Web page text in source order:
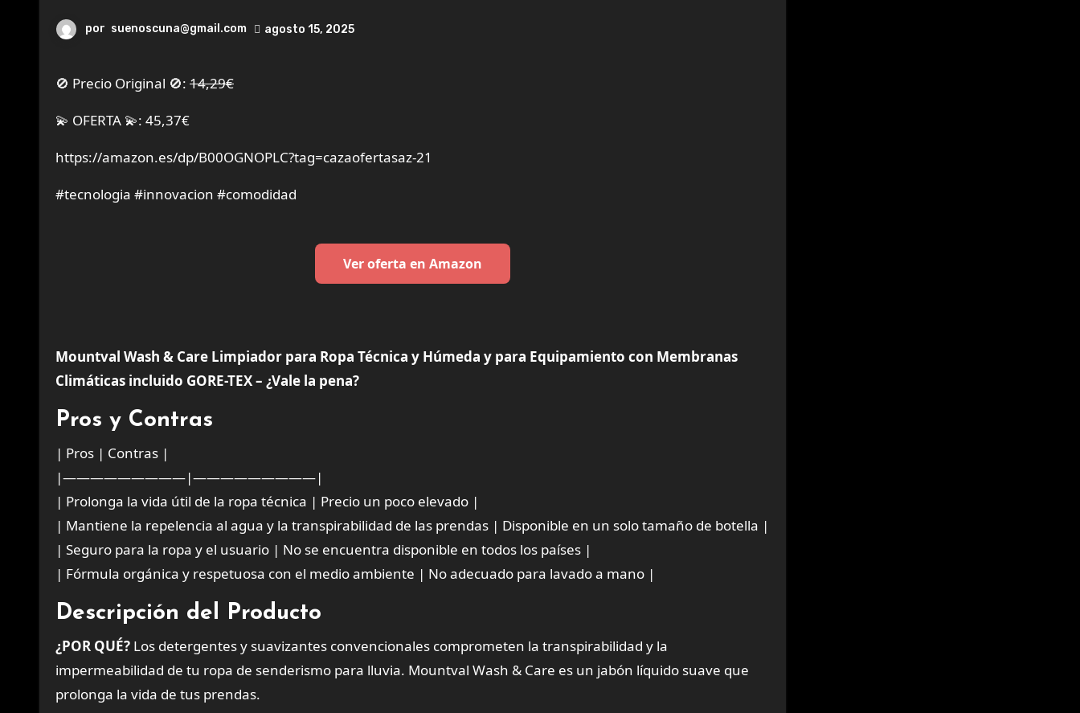
por suenoscuna@gmail.com agosto 15, 2025
🚫 Precio Original 🚫: 14,29€
💫 OFERTA 💫: 45,37€
https://amazon.es/dp/B00OGNOPLC?tag=cazaofertasaz-21
#tecnologia #innovacion #comodidad
Ver oferta en Amazon
Mountval Wash & Care Limpiador para Ropa Técnica y Húmeda y para Equipamiento con Membranas
Climáticas incluido GORE-TEX – ¿Vale la pena?
Pros y Contras
| Pros | Contras |
|—————————|—————————|
| Prolonga la vida útil de la ropa técnica | Precio un poco elevado |
| Mantiene la repelencia al agua y la transpirabilidad de las prendas | Disponible en un solo tamaño de botella |
| Seguro para la ropa y el usuario | No se encuentra disponible en todos los países |
| Fórmula orgánica y respetuosa con el medio ambiente | No adecuado para lavado a mano |
Descripción del Producto
¿POR QUÉ? Los detergentes y suavizantes convencionales comprometen la transpirabilidad y la
impermeabilidad de tu ropa de senderismo para lluvia. Mountval Wash & Care es un jabón líquido suave que
prolonga la vida de tus prendas.